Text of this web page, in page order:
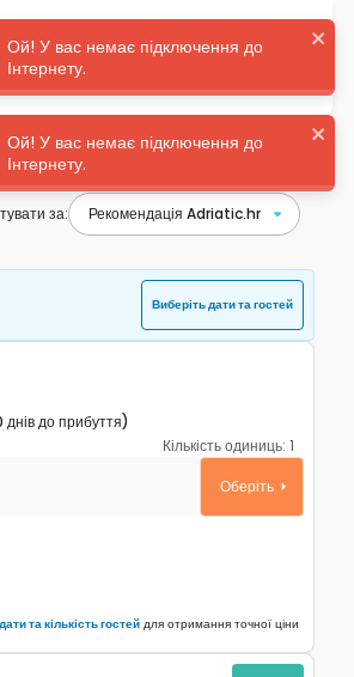
за:
Виберіть дати та гостей
до прибуття)
Кількість одиниць: 1
A-26241-a
Оберіть
та кількість гостейдля отримання точної ціни